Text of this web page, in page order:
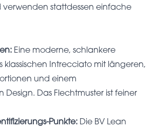
stattdessen einfache
Eine moderne, schlankere
klassischen Intrecciato mit längeren,
und einem
Design. Das Flechtmuster ist feiner
Punkte: Die BV Lean